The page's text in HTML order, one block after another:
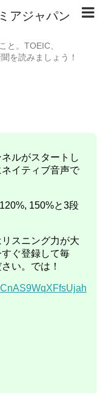
アジャパン
と。TOEIC、
を読みましょう！
ルがスタートし
イティブ音声で
150%と3段
スニング力が大
ぐ登録して毎
い。では！